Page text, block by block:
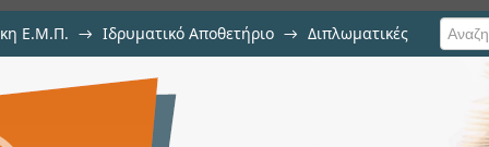
Ε.Μ.Π. → Ιδρυματικό Αποθετήριο → Διπλωματικές
ανενεργού συνόλου: